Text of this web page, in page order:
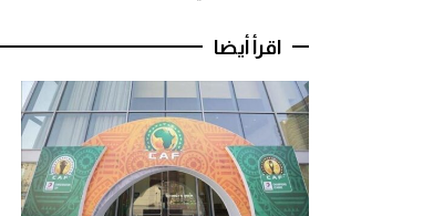
اقرأ أيضا